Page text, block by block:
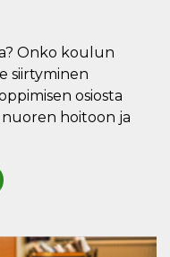
Onko koulun
siirtyminen
osiosta
hoitoon ja